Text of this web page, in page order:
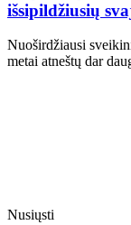
išsipildžiusių
Nuoširdžiausi
metai atneštų dar
Nusiųsti